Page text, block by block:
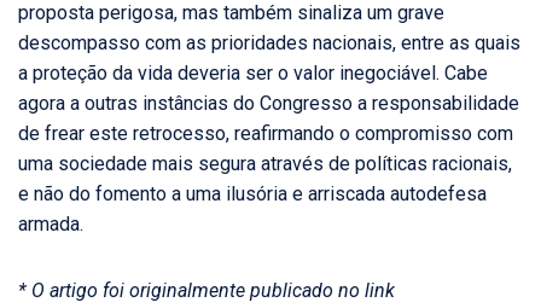
proposta perigosa, mas também sinaliza um grave
descompasso com as prioridades nacionais, entre as quais
a proteção da vida deveria ser o valor inegociável. Cabe
agora a outras instâncias do Congresso a responsabilidade
de frear este retrocesso, reafirmando o compromisso com
uma sociedade mais segura através de políticas racionais,
e não do fomento a uma ilusória e arriscada autodefesa
armada.
* O artigo foi originalmente publicado no link